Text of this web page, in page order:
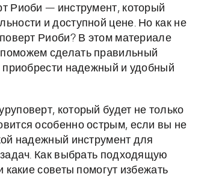
Риоби — инструмент, который
и доступной цене. Но как не
Риоби? В этом материале
сделать правильный
приобрести надежный и удобный
который будет не только
особенно острым, если вы не
надежный инструмент для
Как выбрать подходящую
какие советы помогут избежать